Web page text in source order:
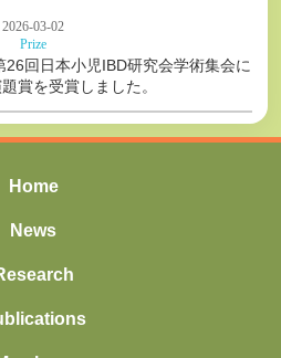
2026-03-02
Prize
回日本小児IBD研究会学術集会に
賞を受賞しました。
Home
News